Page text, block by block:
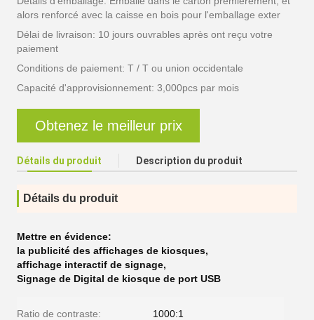
alors renforcé avec la caisse en bois pour l'emballage exter
Délai de livraison: 10 jours ouvrables après ont reçu votre
paiement
Conditions de paiement: T / T ou union occidentale
Capacité d'approvisionnement: 3,000pcs par mois
Obtenez le meilleur prix
Détails du produit Description du produit
Détails du produit
Mettre en évidence:
la publicité des affichages de kiosques,
affichage interactif de signage,
Signage de Digital de kiosque de port USB
Ratio de contraste: 1000:1